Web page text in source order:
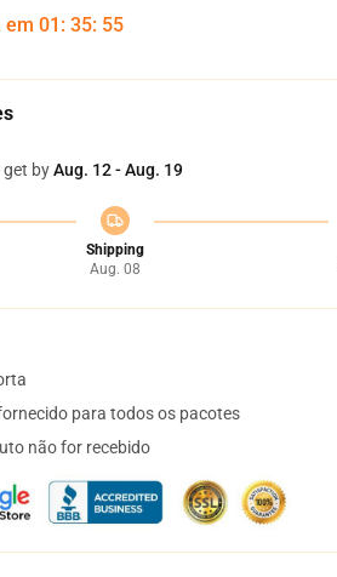
em 01 : 35: 54
get byAug. 12 - Aug. 19
Shipping
Aug. 08
para todos os pacotes
não for recebido